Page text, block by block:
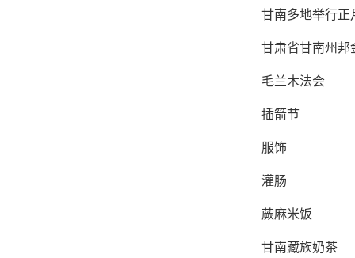
甘南多地举行正
甘肃省甘南州邦
毛兰木法会
插箭节
服饰
灌肠
蕨麻米饭
甘南藏族奶茶